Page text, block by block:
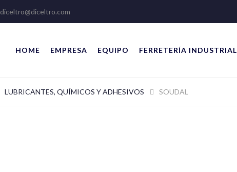
diceltro@diceltro.com
HOME EMPRESA EQUIPO FERRETERÍA INDUSTRIAL
LUBRICANTES, QUÍMICOS Y ADHESIVOS SOUDAL